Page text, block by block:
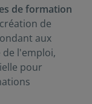
de formation
de
aux
de l'emploi,
pour